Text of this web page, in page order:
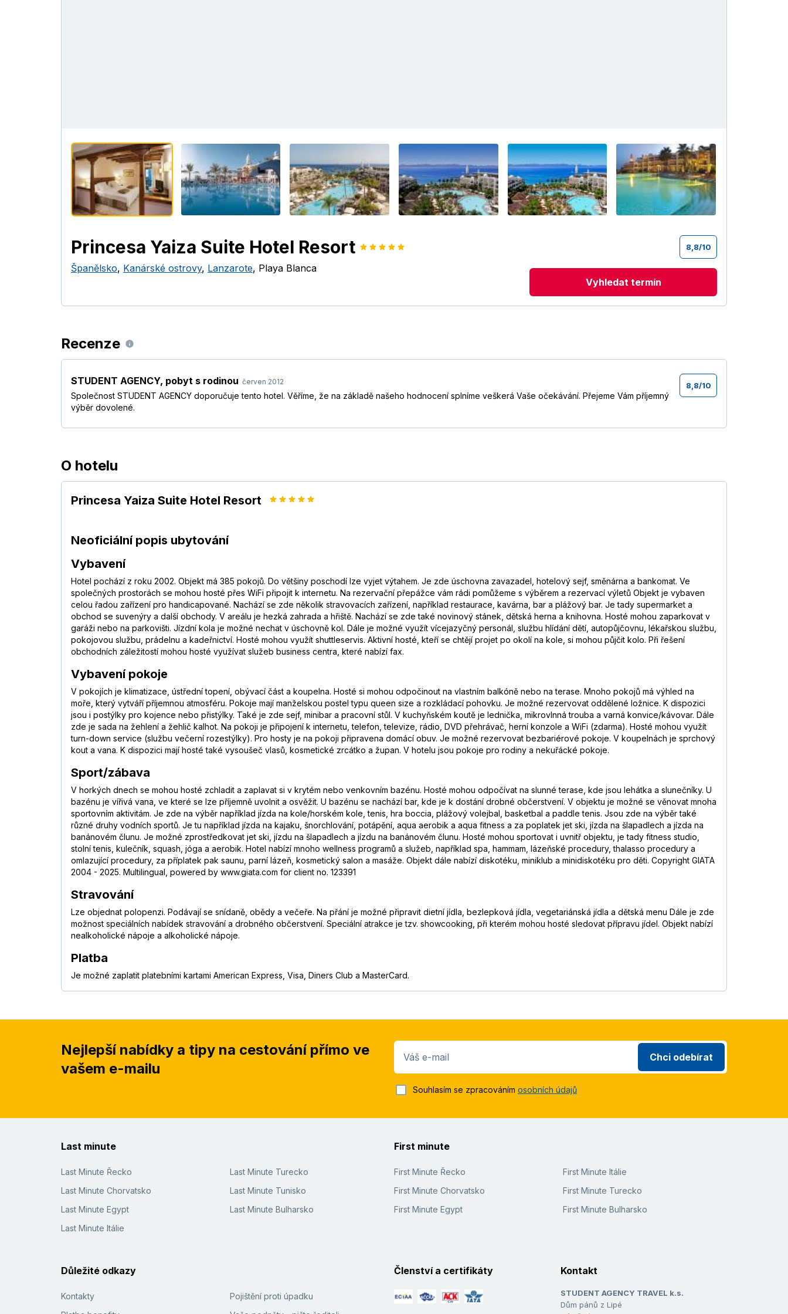
Princesa Yaiza Suite Hotel Resort 8,8/10
Španělsko, Kanárské ostrovy, Lanzarote, Playa Blanca
Vyhledat termín
Recenze
STUDENT AGENCY, pobyt s rodinou červen 2012
Společnost STUDENT AGENCY doporučuje tento hotel. Věříme, že na základě našeho hodnocení splníme veškerá Vaše očekávání. Přejeme Vám příjemný
výběr dovolené.
8,8/10
O hotelu
Princesa Yaiza Suite Hotel Resort
Neoficiální popis ubytování
Vybavení
Hotel pochází z roku 2002. Objekt má 385 pokojů. Do většiny poschodí lze vyjet výtahem. Je zde úschovna zavazadel, hotelový sejf, směnárna a bankomat. Ve
společných prostorách se mohou hosté přes WiFi připojit k internetu. Na rezervační přepážce vám rádi pomůžeme s výběrem a rezervací výletů Objekt je vybaven
celou řadou zařízení pro handicapované. Nachází se zde několik stravovacích zařízení, například restaurace, kavárna, bar a plážový bar. Je tady supermarket a
obchod se suvenýry a další obchody. V areálu je hezká zahrada a hřiště. Nachází se zde také novinový stánek, dětská herna a knihovna. Hosté mohou zaparkovat v
garáži nebo na parkovišti. Jízdní kola je možné nechat v úschovně kol. Dále je možné využít vícejazyčný personál, službu hlídání dětí, autopůjčovnu, lékařskou službu,
pokojovou službu, prádelnu a kadeřnictví. Hosté mohou využít shuttleservis. Aktivní hosté, kteří se chtějí projet po okolí na kole, si mohou půjčit kolo. Při řešení
obchodních záležitostí mohou hosté využívat služeb business centra, které nabízí fax.
Vybavení pokoje
V pokojích je klimatizace, ústřední topení, obývací část a koupelna. Hosté si mohou odpočinout na vlastním balkóně nebo na terase. Mnoho pokojů má výhled na
moře, který vytváří příjemnou atmosféru. Pokoje mají manželskou postel typu queen size a rozkládací pohovku. Je možné rezervovat oddělené ložnice. K dispozici
jsou i postýlky pro kojence nebo přistýlky. Také je zde sejf, minibar a pracovní stůl. V kuchyňském koutě je lednička, mikrovlnná trouba a varná konvice/kávovar. Dále
zde je sada na žehlení a žehlič kalhot. Na pokoji je připojení k internetu, telefon, televize, rádio, DVD přehrávač, herní konzole a WiFi (zdarma). Hosté mohou využít
turn-down service (službu večerní rozestýlky). Pro hosty je na pokoji připravena domácí obuv. Je možné rezervovat bezbariérové pokoje. V koupelnách je sprchový
kout a vana. K dispozici mají hosté také vysoušeč vlasů, kosmetické zrcátko a župan. V hotelu jsou pokoje pro rodiny a nekuřácké pokoje.
Sport/zábava
V horkých dnech se mohou hosté zchladit a zaplavat si v krytém nebo venkovním bazénu. Hosté mohou odpočívat na slunné terase, kde jsou lehátka a slunečníky. U
bazénu je vířivá vana, ve které se lze příjemně uvolnit a osvěžit. U bazénu se nachází bar, kde je k dostání drobné občerstvení. V objektu je možné se věnovat mnoha
sportovním aktivitám. Je zde na výběr například jízda na kole/horském kole, tenis, hra boccia, plážový volejbal, basketbal a paddle tenis. Jsou zde na výběr také
různé druhy vodních sportů. Je tu například jízda na kajaku, šnorchlování, potápění, aqua aerobik a aqua fitness a za poplatek jet ski, jízda na šlapadlech a jízda na
banánovém člunu. Je možné zprostředkovat jet ski, jízdu na šlapadlech a jízdu na banánovém člunu. Hosté mohou sportovat i uvnitř objektu, je tady fitness studio,
stolní tenis, kulečník, squash, jóga a aerobik. Hotel nabízí mnoho wellness programů a služeb, například spa, hammam, lázeňské procedury, thalasso procedury a
omlazující procedury, za příplatek pak saunu, parní lázeň, kosmetický salon a masáže. Objekt dále nabízí diskotéku, miniklub a minidiskotéku pro děti. Copyright GIATA
2004 - 2025. Multilingual, powered by www.giata.com for client no. 123391
Stravování
Lze objednat polopenzi. Podávají se snídaně, obědy a večeře. Na přání je možné připravit dietní jídla, bezlepková jídla, vegetariánská jídla a dětská menu Dále je zde
možnost speciálních nabídek stravování a drobného občerstvení. Speciální atrakce je tzv. showcooking, při kterém mohou hosté sledovat přípravu jídel. Objekt nabízí
nealkoholické nápoje a alkoholické nápoje.
Platba
Je možné zaplatit platebními kartami American Express, Visa, Diners Club a MasterCard.
Nejlepší nabídky a tipy na cestování přímo ve
vašem e-mailu
Váš e-mail Chci odebírat
Souhlasím se zpracováním osobních údajů
Last minute
Last Minute Řecko
Last Minute Chorvatsko
Last Minute Egypt
Last Minute Itálie
Last Minute Turecko
Last Minute Tunisko
Last Minute Bulharsko
First minute
First Minute Řecko
First Minute Chorvatsko
First Minute Egypt
First Minute Itálie
First Minute Turecko
First Minute Bulharsko
Důležité odkazy
Kontakty
Pojištění proti úpadku
Členství a certifikáty Kontakt
STUDENT AGENCY TRAVEL k.s.
Dům pánů z Lipé